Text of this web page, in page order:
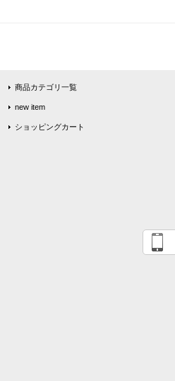
商品カテゴリ一覧
new item
ショッピングカート